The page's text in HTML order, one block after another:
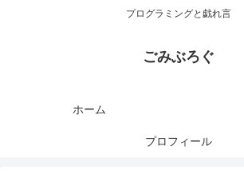
プログラミングと戯れ言
ごみぶろぐ
ホーム
プロフィール